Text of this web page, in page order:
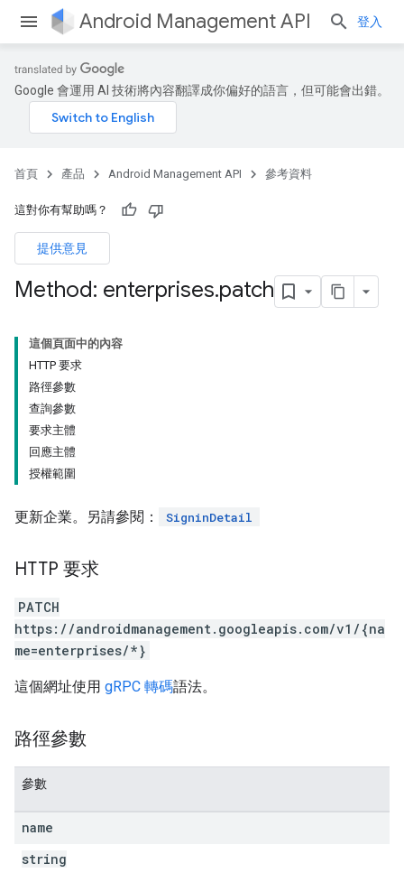
Android Management API 登入
Google 會運用 AI 技術將內容翻譯成你偏好的語言，但可能會出錯。
首頁 產品 Android Management API 參考資料
這對你有幫助嗎？
提供意見
Method: enterprises.patch
這個頁面中的內容
HTTP 要求
路徑參數
查詢參數
要求主體
回應主體
授權範圍
更新企業。另請參閱： SigninDetail
HTTP 要求
PATCH
https://androidmanagement.googleapis.com/v1/{na
me=enterprises/*}
這個網址使用 gRPC 轉碼語法。
路徑參數
參數
name
string